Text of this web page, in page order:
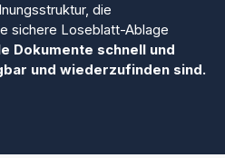
die
sichere Loseblatt-Ablage
Dokumente schnell und
und wiederzufinden sind.